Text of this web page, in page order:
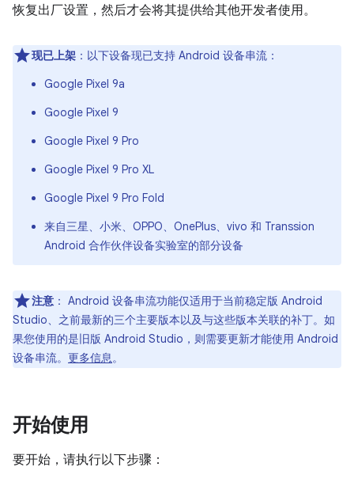
恢复出厂设置，然后才会将其提供给其他开发者使用。
现已上架 ：以下设备现已支持 Android 设备串流：
Google Pixel 9a
Google Pixel 9
Google Pixel 9 Pro
Google Pixel 9 Pro XL
Google Pixel 9 Pro Fold
来自三星、小米、OPPO、OnePlus、vivo 和 Transsion
Android 合作伙伴设备实验室的部分设备
注意 ： Android 设备串流功能仅适用于当前稳定版 Android
Studio、之前最新的三个主要版本以及与这些版本关联的补丁。如
果您使用的是旧版 Android Studio，则需要更新才能使用 Android
设备串流。 更多信息 。
开始使用
要开始，请执行以下步骤：